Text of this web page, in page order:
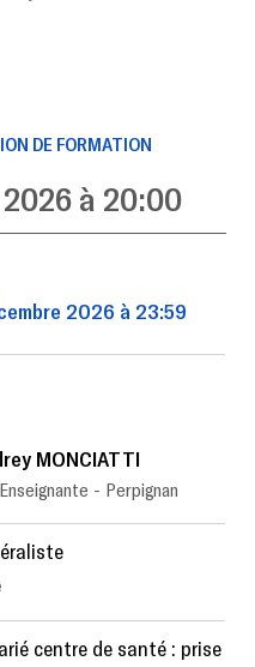
DE FORMATION
à 20:00
2026 à 23:59
MONCIATTI
- Perpignan
centre de santé : prise